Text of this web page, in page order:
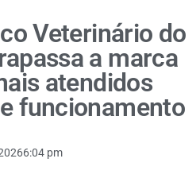
Veterinário do
a marca
atendidos
funcionamento
6:04 pm